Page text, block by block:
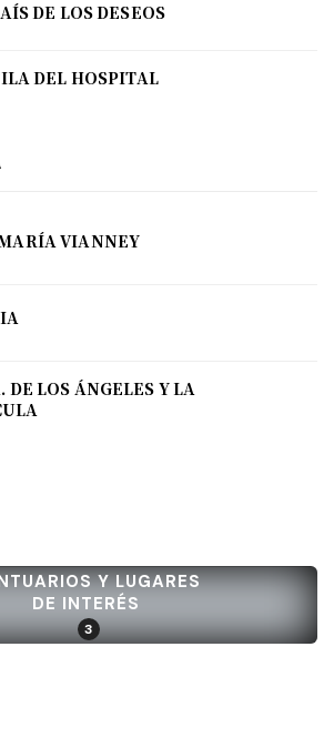
DE LOS DESEOS
DEL HOSPITAL
VIANNEY
DE LOS ÁNGELES Y LA
Y LUGARES
DE INTERÉS
3